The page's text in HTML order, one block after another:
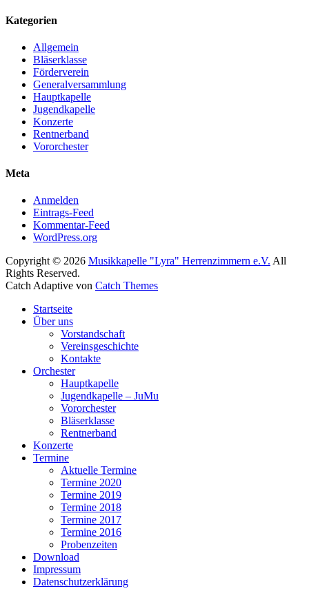
Kategorien
Allgemein
Bläserklasse
Förderverein
Generalversammlung
Hauptkapelle
Jugendkapelle
Konzerte
Rentnerband
Vororchester
Meta
Anmelden
Eintrags-Feed
Kommentar-Feed
WordPress.org
Copyright © 2026 Musikkapelle "Lyra" Herrenzimmern e.V. All
Rights Reserved.
Catch Adaptive von Catch Themes
oben
scrollen
Startseite
Über uns
Vorstandschaft
Vereinsgeschichte
Kontakte
Orchester
Hauptkapelle
Jugendkapelle – JuMu
Vororchester
Bläserklasse
Rentnerband
Konzerte
Termine
Aktuelle Termine
Termine 2020
Termine 2019
Termine 2018
Termine 2017
Termine 2016
Probenzeiten
Download
Impressum
Datenschutzerklärung